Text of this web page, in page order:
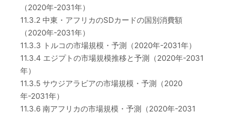
（2020年-2031年）
11.3.2 中東・アフリカのSDカードの国別消費額
（2020年-2031年）
11.3.3 トルコの市場規模・予測（2020年-2031年）
11.3.4 エジプトの市場規模推移と予測（2020年-2031
年）
11.3.5 サウジアラビアの市場規模・予測（2020
年-2031年）
11.3.6 南アフリカの市場規模・予測（2020年-2031